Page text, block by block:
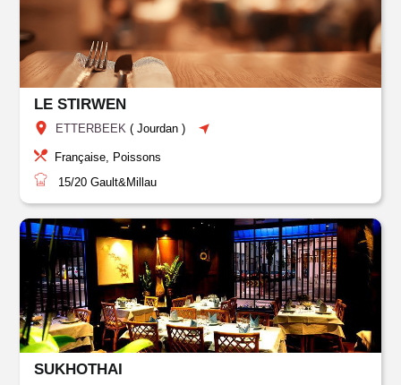
LE STIRWEN
ETTERBEEK (Jourdan )
Française, Poissons
15/20 Gault&Millau
SUKHOTHAI